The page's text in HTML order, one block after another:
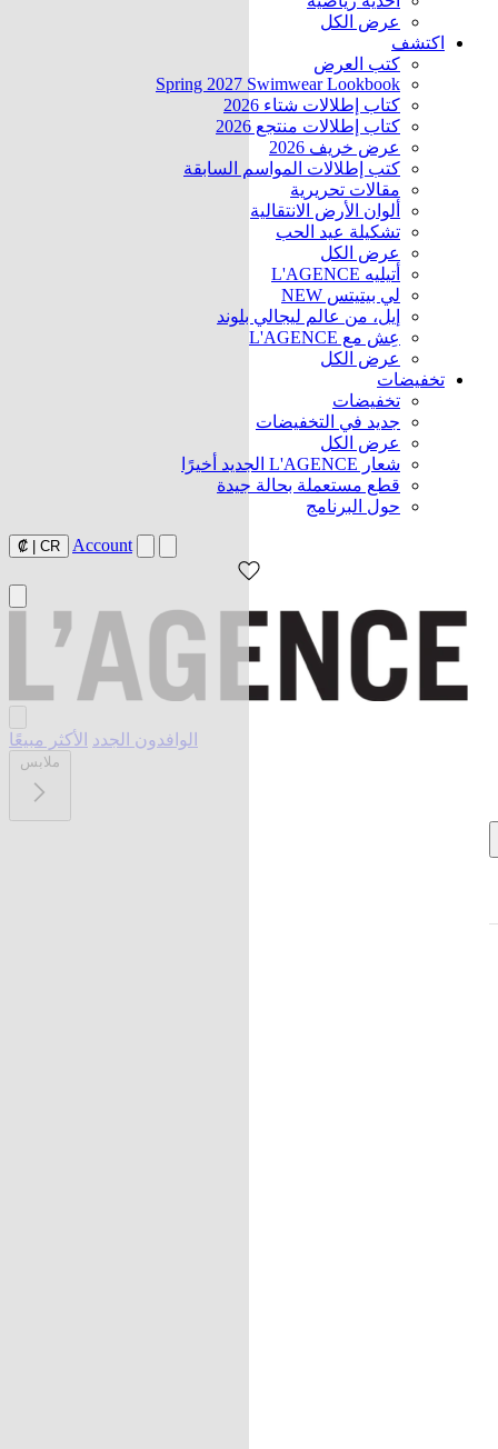
عرض الكل
اكتشف
كتب العرض
Spring 2027 Swimwear Lookbook
كتاب إطلالات شتاء 2026
كتاب إطلالات منتجع 2026
عرض خريف 2026
كتب إطلالات المواسم السابقة
مقالات تحريرية
ألوان الأرض الانتقالية
تشكيلة عيد الحب
عرض الكل
أتيليه L'AGENCE
لي بيتيتس NEW
إيل، من عالم ليجالي بلوند
عِش مع L'AGENCE
عرض الكل
تخفيضات
تخفيضات
جديد في التخفيضات
عرض الكل
شعار L'AGENCE الجديد أخيرًا
قطع مستعملة بحالة جيدة
حول البرنامج
CR
₡ Account
الوافدون الجدد الأكثر مبيعًا
ملابس